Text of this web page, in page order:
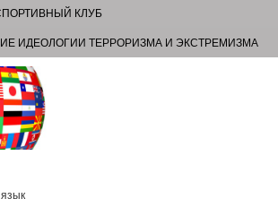
КЛУБ
ИДЕОЛОГИИ ТЕРРОРИЗМА И ЭКСТРЕМИЗМА